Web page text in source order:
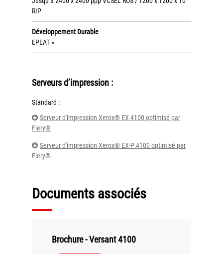
RIP
Développement Durable
EPEAT »
Serveurs d’impression :
Standard :
Serveur d'impression Xerox® EX 4100 optimisé par
Fiery®
Serveur d'impression Xerox® EX-P 4100 optimisé par
Fiery®
Documents associés
Brochure - Versant 4100